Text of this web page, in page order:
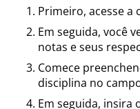
Primeiro, acesse a
Em seguida, você
notas e seus
Comece
disciplina no
Em seguida, insira